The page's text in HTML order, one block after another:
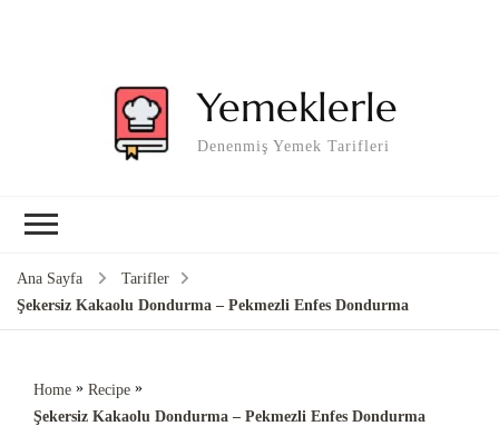
Yemeklerle
Denenmiş Yemek Tarifleri
Ana Sayfa
Tarifler
Şekersiz Kakaolu Dondurma – Pekmezli Enfes Dondurma
Home » Recipe »
Şekersiz Kakaolu Dondurma – Pekmezli Enfes Dondurma